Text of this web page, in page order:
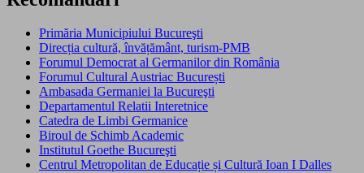
Primăria Municipiului Bucureşti
Direcția cultură, învățământ, turism-PMB
Forumul Democrat al Germanilor din România
Forumul Cultural Austriac București
Ambasada Germaniei la Bucureşti
Departamentul Relatii Interetnice
Catedra de Limbi Germanice
Biroul de Schimb Academic
Institutul Goethe Bucureşti
Centrul Metropolitan de Educație și Cultură Ioan I Dalles